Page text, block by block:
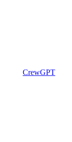
CrewGPT